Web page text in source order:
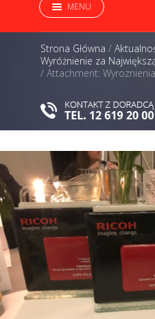
MENU
Strona Główna /
Wyróżnienie za
/ Attachment: